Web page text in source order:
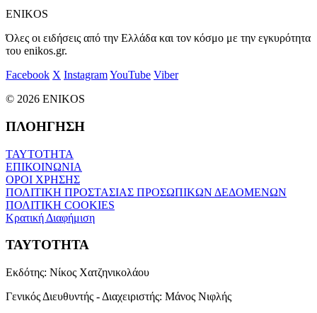
ENIKOS
Όλες οι ειδήσεις από την Ελλάδα και τον κόσμο με την εγκυρότητα
του enikos.gr.
Facebook X InstagramYouTube Viber
© 2026 ENIKOS
ΠΛΟΗΓΗΣΗ
ΤΑΥΤΟΤΗΤΑ
ΕΠΙΚΟΙΝΩΝΙΑ
ΟΡΟΙ ΧΡΗΣΗΣ
ΠΟΛΙΤΙΚΗ ΠΡΟΣΤΑΣΙΑΣ ΠΡΟΣΩΠΙΚΩΝ ΔΕΔΟΜΕΝΩΝ
ΠΟΛΙΤΙΚΗ COOKIES
Κρατική Διαφήμιση
ΤΑΥΤΟΤΗΤΑ
Εκδότης: Νίκος Χατζηνικολάου
Γενικός Διευθυντής - Διαχειριστής: Μάνος Νιφλής